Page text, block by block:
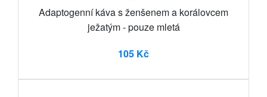
Adaptogenní káva s ženšenem a korálovcem
ježatým - pouze mletá
105 Kč